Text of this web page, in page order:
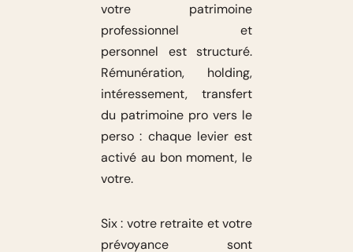
votre patrimoine
professionnel et
personnel est structuré.
Rémunération, holding,
intéressement, transfert
du patrimoine pro vers le
perso : chaque levier est
activé au bon moment, le
votre.
Six : votre retraite et votre
prévoyance sont